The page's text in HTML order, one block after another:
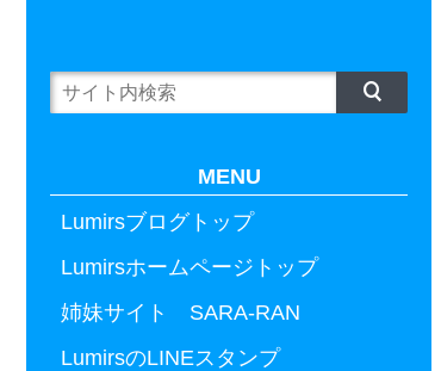
MENU
Lumirsブログトップ
Lumirsホームページトップ
姉妹サイト SARA-RAN
LumirsのLINEスタンプ